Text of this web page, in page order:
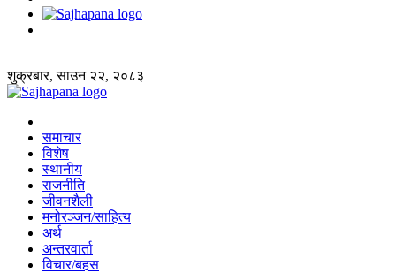
शुक्रबार, साउन २२, २०८३
समाचार
विशेष
स्थानीय
राजनीति
जीवनशैली
मनोरञ्जन/साहित्य
अर्थ
अन्तरवार्ता
विचार/बहस